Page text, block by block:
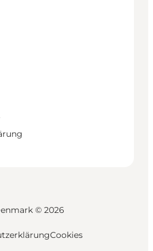
© 2026
Cookies